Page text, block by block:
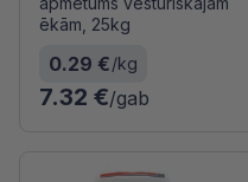
ēkām, 25kg
0.29 €/kg
7.32 €/gab